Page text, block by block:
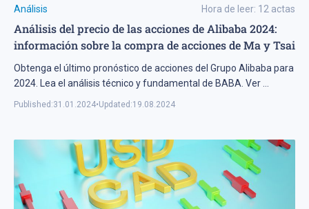
Análisis Hora de leer: 12 actas
Análisis del precio de las acciones de Alibaba 2024:
información sobre la compra de acciones de Ma y Tsai
Obtenga el último pronóstico de acciones del Grupo Alibaba para
2024. Lea el análisis técnico y fundamental de BABA. Ver ...
Published:31.01.2024•Updated:19.08.2024